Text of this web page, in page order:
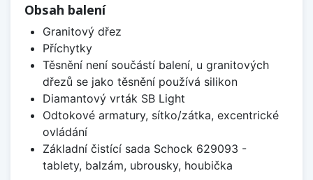
Obsah balení
Granitový dřez
Příchytky
Těsnění není součástí balení, u granitových
dřezů se jako těsnění používá silikon
Diamantový vrták SB Light
Odtokové armatury, sítko/zátka, excentrické
ovládání
Základní čistící sada Schock 629093 -
tablety, balzám, ubrousky, houbička